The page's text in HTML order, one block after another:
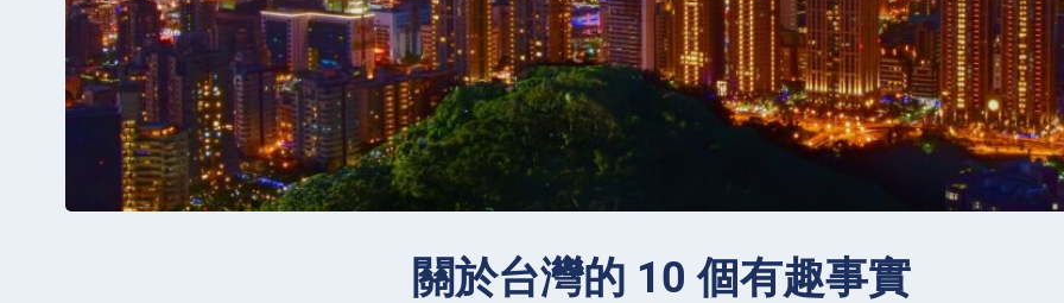
關於台灣的 10 個有趣事實